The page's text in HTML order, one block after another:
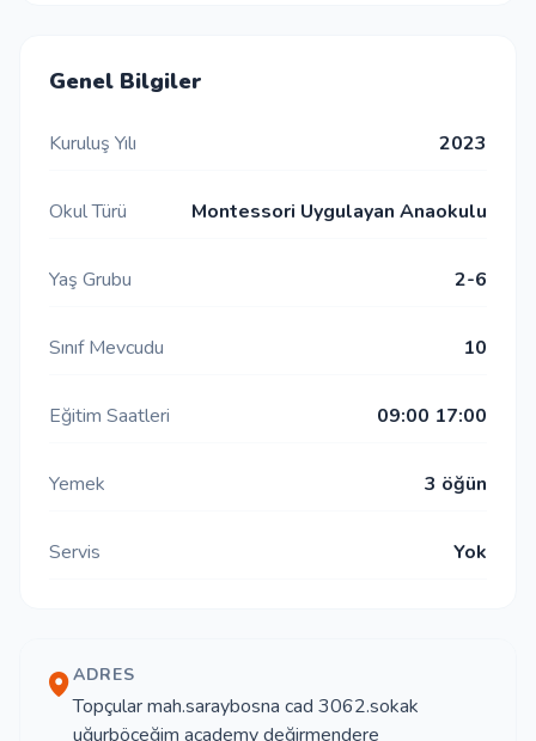
Genel Bilgiler
Kuruluş Yılı 2023
Okul Türü Montessori Uygulayan Anaokulu
Yaş Grubu 2-6
Sınıf Mevcudu 10
Eğitim Saatleri 09:00 17:00
Yemek 3 öğün
Servis Yok
ADRES
Topçular mah.saraybosna cad 3062.sokak
uğurböceğim academy değirmendere